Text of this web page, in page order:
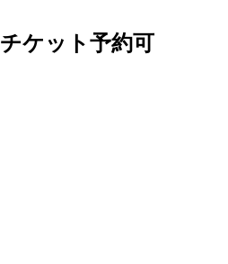
チケット予約可